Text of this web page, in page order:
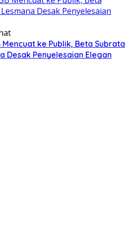
Mencuat ke Publik, Beta Subrata
Desak Penyelesaian Elegan